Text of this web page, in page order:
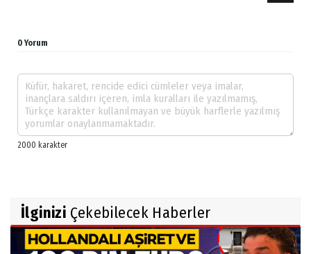
0 Yorum
İlginizi Çekebilecek Haberler